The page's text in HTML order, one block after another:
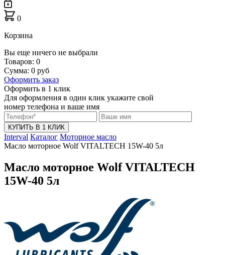
0
Корзина
Вы еще ничего не выбрали
Товаров: 0
Сумма: 0 руб
Оформить заказ
Оформить в 1 клик
Для оформления в один клик укажите свой
номер телефона и ваше имя
КУПИТЬ В 1 КЛИК
Interval Каталог Моторное масло
Масло моторное Wolf VITALTECH 15W-40 5л
Масло моторное Wolf VITALTECH
15W-40 5л